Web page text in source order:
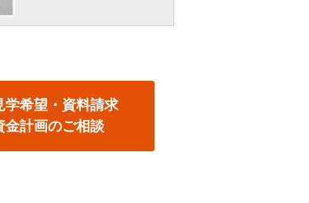
学希望・資料請求
金計画のご相談